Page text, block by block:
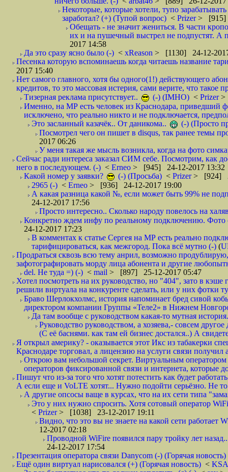
Некоторые, которые хотели, тупо
заработал? (+) (Тупой вопрос) < Prizer> [915]
Обещать - не значит жениться. В части
их и на пушечный выстрел не подпустят. А
2017 14:58
Да это сразу ясно было (-) < xReason > [1130] 24-12-
Песенка которую вспоминаешь когда читаешь название
2017 15:40
Нет самого главного, хотя бы одного(1!) действующего
кредитов, то это массовая истерия, сами верите, что такое
Тизерная реклама присутствует..
(-) (IMHO) < Prizer>
Именно, на МР есть человек из Краснодара, приведший
исключено, что реально никто и не подключается,
Это засланный казачёк.. От даникома..
(-) (Просто
Посмотрел чего он пишет в disqus, так ранее темы
2017 06:26
У меня такая же мысль возникла, когда на фото
Сейчас ради интереса заказал СИМ себе. Посмотрим, как
него в последующем. (-) < Erneo > [945] 24-12-2017 13:32
Какой номер у заявки?
(-) (Просьба) < Prizer> [924]
2965 (-) < Erneo > [936] 24-12-2017 19:00
А какая разница какой №, если может быть 99% не
24-12-2017 17:56
Просто интересно.. Сколько народу повелось на
Конкретно ждем инфу по реальному подключению. Фото
24-12-2017 17:23
В комментах к статье Сергея на МР есть реально
тарифицироваться, как межгород. Пока всё мутно (-) (
Продраться сквозь всю тему анрил, возможно
зафотографировать морду лица абонента и другие
del. Не туда =) (-) < mail > [897] 25-12-2017 05:47
Хотел посмотреть на их руководство, но "404", зато в
решили виртуала на конкуренте сделать, или у них фотки
Браво Шерлокхолмс, история напоминает бред сивой
директором компании Группы «Теле2» в Нижнем
Да там вообще с руководством какая-то мутная
Руководство руководством, а хозяева,- совсем
(С её баснями. как там ей бизнес достался..) А
Я открыл америку? - оказывается этот Икс из табакерки
Краснодаре торговал, а лицензию на услуги связи получил
Открою вам небольшой секрет. Виртуальным оператором
операторов фиксированной связи и интернета, которые
Пишут что из-за того что хотят потестить как будет
А если еще и VoLTE хотят... Нужно подойти серьёзно. Не
А другие опсосы ваще в курсах, что на их сети типа
Это у них нужно спросить. Хотя сотовый оператор
< Prizer> [1038] 23-12-2017 19:11
Видно, что это вы не знаете на какой сети
12-2017 02:18
Проводной WiFire появился пару тройку лет
24-12-2017 17:54
Презентация оператора связи Danycom (-) (Горячая новость)
Ещё один виртуал нарисовался (+) (Горячая новость) <